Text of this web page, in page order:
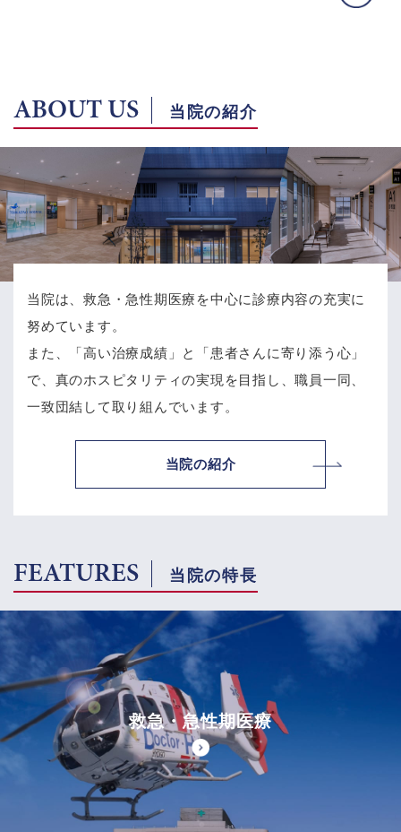
ABOUT US 当院の紹介
当院は、救急・急性期医療を中心に診療内容の充実に
努めています。
また、「高い治療成績」と「患者さんに寄り添う心」
で、 真のホスピタリティの実現を目指し、職員一同、
一致団結して取り組んでいます。
当院の紹介
FEATURES 当院の特長
救急・急性期医療